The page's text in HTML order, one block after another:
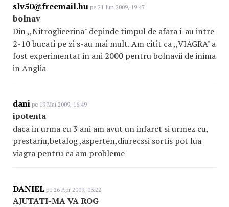
slv50@freemail.hu pe 21 Iun 2009, 19:47
bolnav
Din ,,Nitroglicerina" depinde timpul de afara i-au intre
2-10 bucati pe zi s-au mai mult. Am citit ca ,,VIAGRA" a
fost experimentat in ani 2000 pentru bolnavii de inima
in Anglia
dani pe 19 Mai 2009, 16:49
ipotenta
daca in urma cu 3 ani am avut un infarct si urmez cu,
prestariu,betalog ,asperten,diurecssi sortis pot lua
viagra pentru ca am probleme
DANIEL pe 26 Apr 2009, 03:22
AJUTATI-MA VA ROG